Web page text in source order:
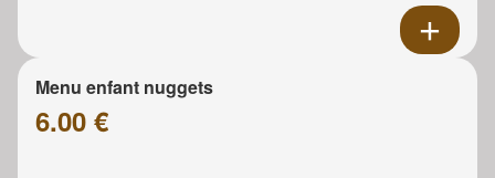
Menu enfant nuggets
6.00 €